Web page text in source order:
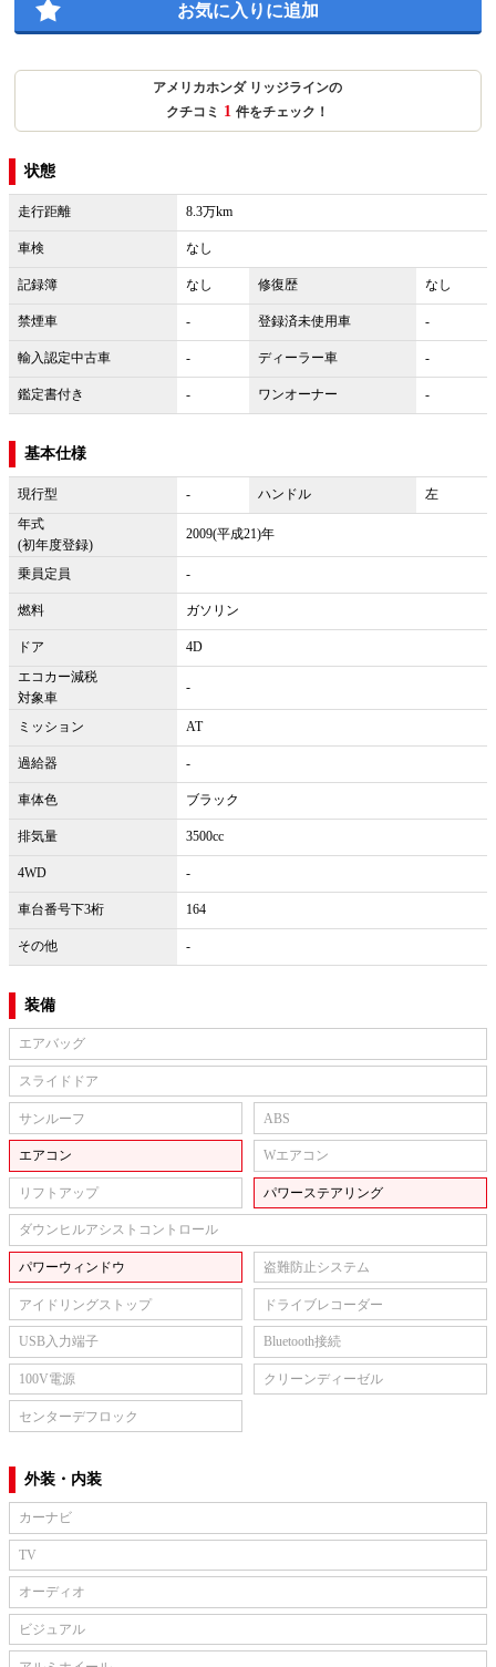
お気に入りに追加
アメリカホンダ リッジラインの
クチコミ 1 件をチェック！
状態
走行距離 8.3万km
車検 なし
記録簿 なし 修復歴 なし
禁煙車 - 登録済未使用車 -
輸入認定中古車 - ディーラー車 -
鑑定書付き - ワンオーナー -
基本仕様
現行型 - ハンドル
左
年式
(初年度登録)
2009(平成21)年
乗員定員 -
燃料 ガソリン
ドア
4D
エコカー減税
対象車
-
ミッション AT
過給器 -
車体色 ブラック
排気量 3500cc
4WD -
車台番号下3桁 164
その他 -
装備
エアバッグ
スライドドア
サンルーフ ABS
エアコン Wエアコン
リフトアップ パワーステアリング
ダウンヒルアシストコントロール
パワーウィンドウ 盗難防止システム
アイドリングストップ ドライブレコーダー
USB入力端子 Bluetooth接続
100V電源 クリーンディーゼル
センターデフロック
外装・内装
カーナビ
TV
オーディオ
ビジュアル